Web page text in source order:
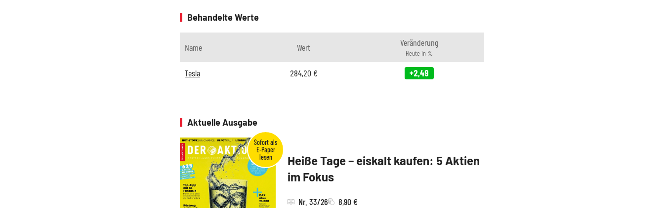
Behandelte Werte
Name Wert Veränderung
Heute in %
Tesla 284,20 € +2,49
Aktuelle Ausgabe
Heiße Tage – eiskalt kaufen: 5 Aktien
im Fokus
Nr. 33/26 8,90 €